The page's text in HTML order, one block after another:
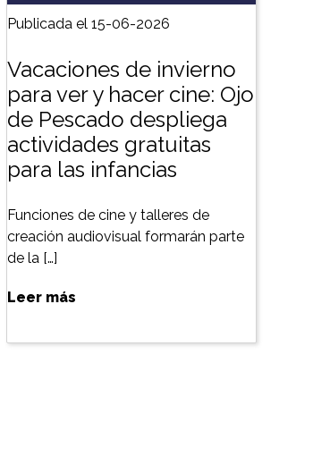
Publicada el 15-06-2026
Vacaciones de invierno
para ver y hacer cine: Ojo
de Pescado despliega
actividades gratuitas
para las infancias
Funciones de cine y talleres de
creación audiovisual formarán parte
de la […]
Leer más